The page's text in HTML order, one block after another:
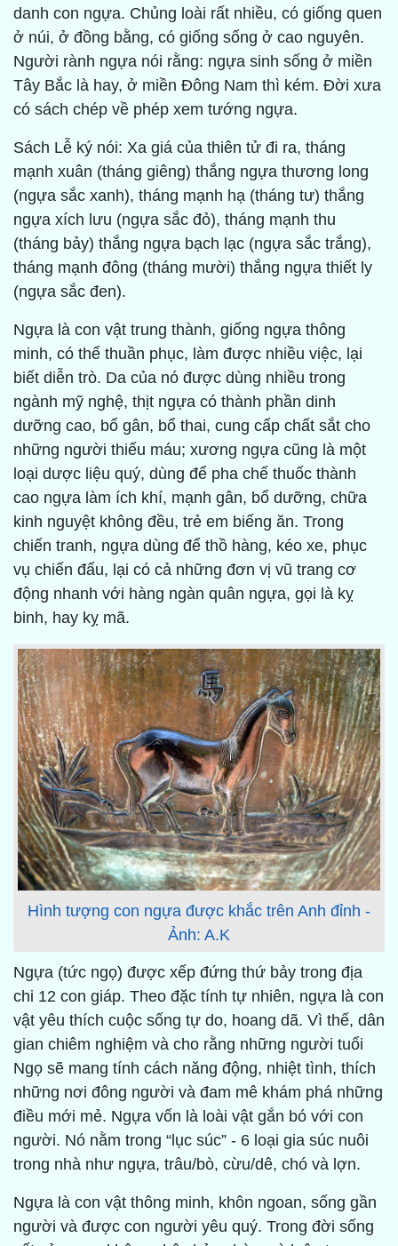
danh con ngựa. Chủng loài rất nhiều, có giống quen
ở núi, ở đồng bằng, có giống sống ở cao nguyên.
Người rành ngựa nói rằng: ngựa sinh sống ở miền
Tây Bắc là hay, ở miền Đông Nam thì kém. Đời xưa
có sách chép về phép xem tướng ngựa.
Sách Lễ ký nói: Xa giá của thiên tử đi ra, tháng
mạnh xuân (tháng giêng) thắng ngựa thương long
(ngựa sắc xanh), tháng mạnh hạ (tháng tư) thắng
ngựa xích lưu (ngựa sắc đỏ), tháng mạnh thu
(tháng bảy) thắng ngựa bạch lạc (ngựa sắc trắng),
tháng mạnh đông (tháng mười) thắng ngựa thiết ly
(ngựa sắc đen).
Ngựa là con vật trung thành, giống ngựa thông
minh, có thể thuần phục, làm được nhiều việc, lại
biết diễn trò. Da của nó được dùng nhiều trong
ngành mỹ nghệ, thịt ngựa có thành phần dinh
dưỡng cao, bổ gân, bổ thai, cung cấp chất sắt cho
những người thiếu máu; xương ngựa cũng là một
loại dược liệu quý, dùng để pha chế thuốc thành
cao ngựa làm ích khí, mạnh gân, bổ dưỡng, chữa
kinh nguyệt không đều, trẻ em biếng ăn. Trong
chiến tranh, ngựa dùng để thồ hàng, kéo xe, phục
vụ chiến đấu, lại có cả những đơn vị vũ trang cơ
động nhanh với hàng ngàn quân ngựa, gọi là kỵ
binh, hay kỵ mã.
Hình tượng con ngựa được khắc trên Anh đỉnh -
Ảnh: A.K
Ngựa (tức ngọ) được xếp đứng thứ bảy trong địa
chi 12 con giáp. Theo đặc tính tự nhiên, ngựa là con
vật yêu thích cuộc sống tự do, hoang dã. Vì thế, dân
gian chiêm nghiệm và cho rằng những người tuổi
Ngọ sẽ mang tính cách năng động, nhiệt tình, thích
những nơi đông người và đam mê khám phá những
điều mới mẻ. Ngựa vốn là loài vật gắn bó với con
người. Nó nằm trong “lục súc” - 6 loại gia súc nuôi
trong nhà như ngựa, trâu/bò, cừu/dê, chó và lợn.
Ngựa là con vật thông minh, khôn ngoan, sống gần
người và được con người yêu quý. Trong đời sống